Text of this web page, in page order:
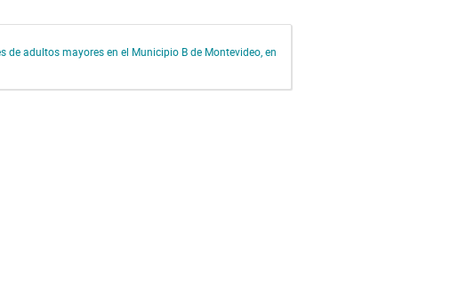
de adultos mayores en el Municipio B de Montevideo, en